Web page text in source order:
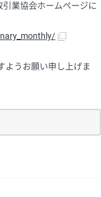
引業協会ホームページに
ようお願い申し上げま